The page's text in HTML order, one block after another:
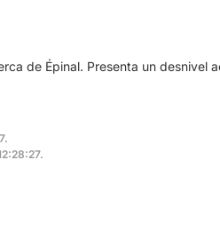
de Épinal. Presenta un desnivel